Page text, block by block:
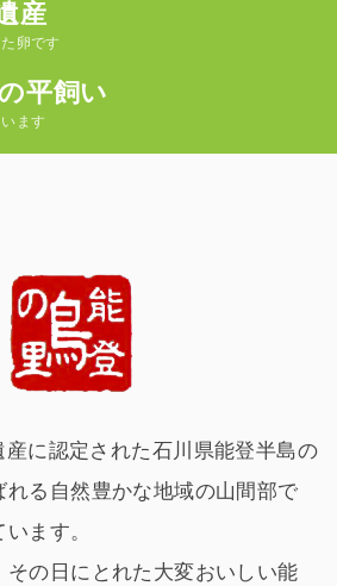
産
卵です
平飼い
ます
産に認定された石川県能登半島の
れる自然豊かな地域の山間部で
ます。
の日にとれた大変おいしい能